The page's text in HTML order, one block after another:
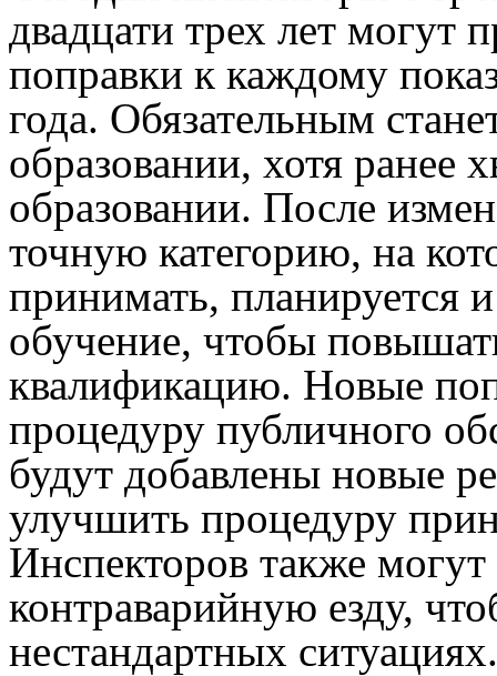
двадцати трех лет могут
поправки к каждому
года. Обязательным
образовании, хотя ранее
образовании. После
точную категорию, на
принимать, планируется
обучение, чтобы
квалификацию. Новые
процедуру публичного
будут добавлены новые
улучшить процедуру
Инспекторов также могут
контраварийную езду,
нестандартных ситуациях.